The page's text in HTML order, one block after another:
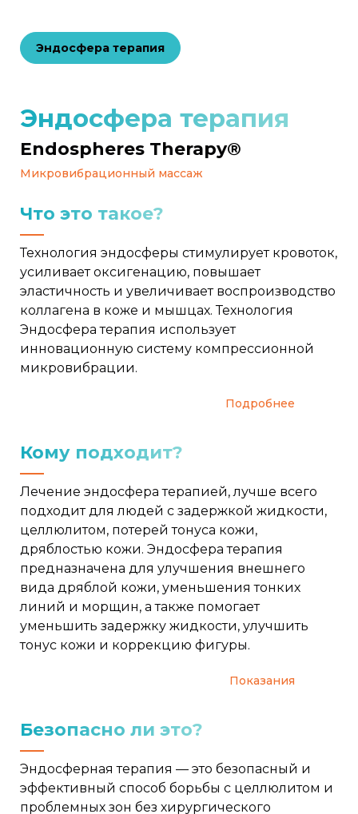
Эндосфера терапия
Эндосфера терапия
Endospheres Therapy®
Микровибрационный массаж
Что это такое?
Технология эндосферы стимулирует кровоток,
усиливает оксигенацию, повышает
эластичность и увеличивает воспроизводство
коллагена в коже и мышцах. Технология
Эндосфера терапия использует
инновационную систему компрессионной
микровибрации.
Подробнее
Кому подходит?
Лечение эндосфера терапией, лучше всего
подходит для людей с задержкой жидкости,
целлюлитом, потерей тонуса кожи,
дряблостью кожи. Эндосфера терапия
предназначена для улучшения внешнего
вида дряблой кожи, уменьшения тонких
линий и морщин, а также помогает
уменьшить задержку жидкости, улучшить
тонус кожи и коррекцию фигуры.
Показания
Безопасно ли это?
Эндосферная терапия — это безопасный и
эффективный способ борьбы с целлюлитом и
проблемных зон без хирургического